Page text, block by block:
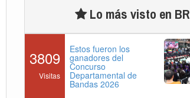
Lo más visto en BR
3809
Visitas
Estos fueron los
ganadores del
Concurso
Departamental de
Bandas 2026